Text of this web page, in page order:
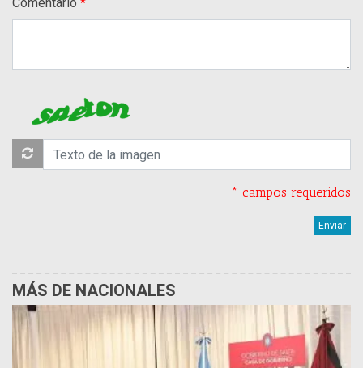
Comentario
* campos requeridos
MÁS DE NACIONALES